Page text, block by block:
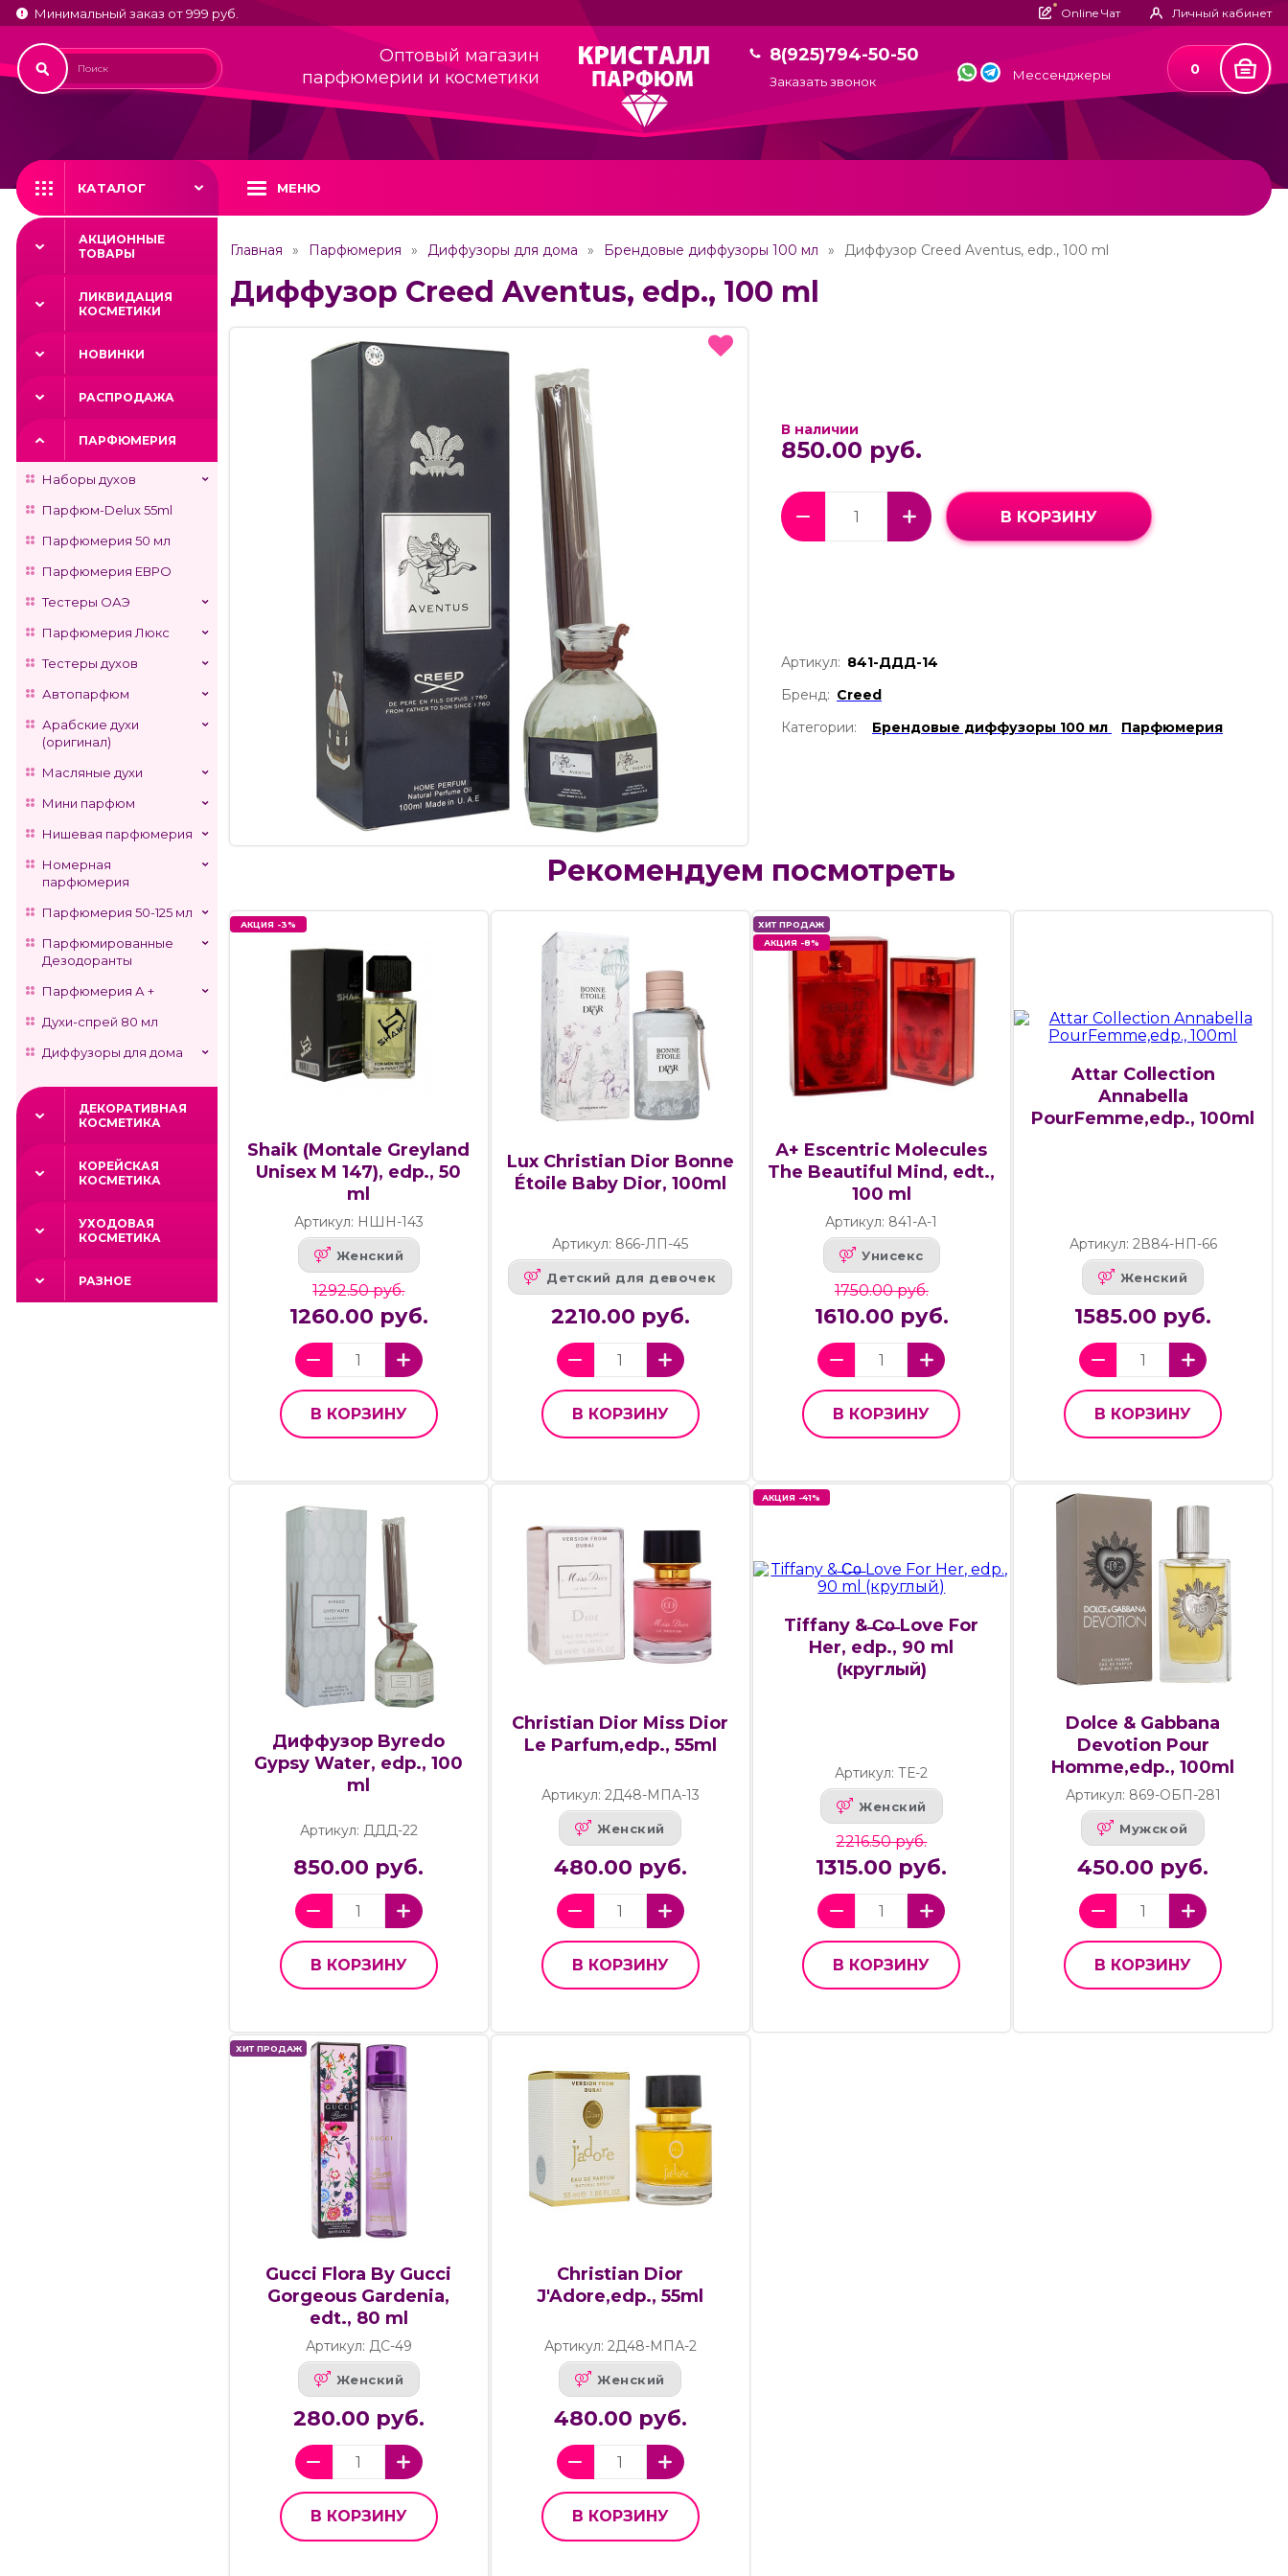
Минимальный заказ от 999 руб. Online Чат Личный кабинет
Оптовый магазин
парфюмерии и косметики
8(925)794-50-50
Заказать звонок Мессенджеры 0
КАТАЛОГ МЕНЮ
АКЦИОННЫЕ
ТОВАРЫ
ЛИКВИДАЦИЯ
КОСМЕТИКИ
НОВИНКИ
РАСПРОДАЖА
ПАРФЮМЕРИЯ
Наборы духов
Парфюм-Delux 55ml
Парфюмерия 50 мл
Парфюмерия ЕВРО
Тестеры ОАЭ
Парфюмерия Люкс
Тестеры духов
Автопарфюм
Арабские духи
(оригинал)
Масляные духи
Мини парфюм
Нишевая парфюмерия
Номерная
парфюмерия
Парфюмерия 50-125 мл
Парфюмированные
Дезодоранты
Парфюмерия А +
Духи-спрей 80 мл
Диффузоры для дома
ДЕКОРАТИВНАЯ
КОСМЕТИКА
КОРЕЙСКАЯ
КОСМЕТИКА
УХОДОВАЯ
КОСМЕТИКА
РАЗНОЕ
Главная Парфюмерия Диффузоры для дома Брендовые диффузоры 100 мл Диффузор Creed Aventus, edp., 100 ml
Диффузор Creed Aventus, edp., 100 ml
В наличии
850.00 руб.
В КОРЗИНУ
Артикул: 841-ДДД-14
Бренд: Creed
Категории:
Брендовые диффузоры 100 мл Парфюмерия
Рекомендуем посмотреть
АКЦИЯ -3%
Shaik (Montale Greyland
Unisex M 147), edp., 50
ml
Артикул: НШН-143
Женский
1292.50 руб.
1260.00 руб.
В КОРЗИНУ
Lux Christian Dior Bonne
Étoile Baby Dior, 100ml
Артикул: 866-ЛП-45
Детский для девочек
2210.00 руб.
В КОРЗИНУ
ХИТ ПРОДАЖ
АКЦИЯ -8%
А+ Escentric Molecules
The Beautiful Mind, edt.,
100 ml
Артикул: 841-А-1
Унисекс
1750.00 руб.
1610.00 руб.
В КОРЗИНУ
Attar Collection
Annabella
PourFemme,edp., 100ml
Артикул: 2В84-НП-66
Женский
1585.00 руб.
В КОРЗИНУ
Диффузор Byredo
Gypsy Water, edp., 100
ml
Артикул: ДДД-22
850.00 руб.
В КОРЗИНУ
Christian Dior Miss Dior
Le Parfum,edp., 55ml
Артикул: 2Д48-МПА-13
Женский
480.00 руб.
В КОРЗИНУ
АКЦИЯ -41%
Tiffany & ̶C̶o̶ Love For
Her, edp., 90 ml
(круглый)
Артикул: ТЕ-2
Женский
2216.50 руб.
1315.00 руб.
В КОРЗИНУ
Dolce & Gabbana
Devotion Pour
Homme,edp., 100ml
Артикул: 869-ОБП-281
Мужской
450.00 руб.
В КОРЗИНУ
ХИТ ПРОДАЖ
Gucci Flora By Gucci
Gorgeous Gardenia,
edt., 80 ml
Артикул: ДС-49
Женский
280.00 руб.
В КОРЗИНУ
Christian Dior
J'Adore,edp., 55ml
Артикул: 2Д48-МПА-2
Женский
480.00 руб.
В КОРЗИНУ